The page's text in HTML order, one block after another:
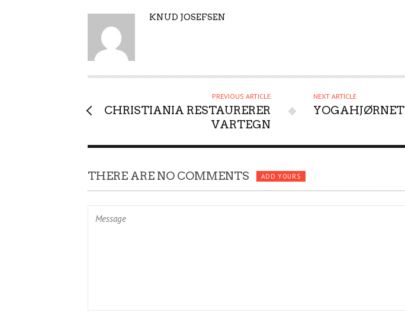
A
O
KNUD JOSEFSEN
PREVIOUS ARTICLE
CHRISTIANIA RESTAURERER
VARTEGN
NEXT ARTICLE
YOGAHJØRNET
THERE ARE NO COMMENTS ADD YOURS